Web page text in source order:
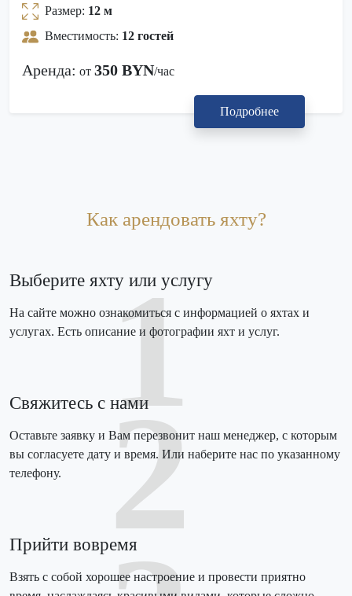
Размер: 12 м
Вместимость: 12 гостей
Аренда: от 350 BYN/час
Подробнее
Как арендовать яхту?
1
Выберите яхту или услугу
На сайте можно ознакомиться с информацией о яхтах и
услугах. Есть описание и фотографии яхт и услуг.
2
Свяжитесь с нами
Оставьте заявку и Вам перезвонит наш менеджер, с которым
вы согласуете дату и время. Или наберите нас по указанному
телефону.
Прийти вовремя
Взять с собой хорошее настроение и провести приятно